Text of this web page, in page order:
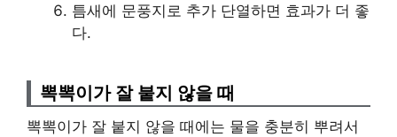
틈새에 문풍지로 추가 단열하면 효과가 더 좋
다.
뽁뽁이가 잘 붙지 않을 때
뽁뽁이가 잘 붙지 않을 때에는 물을 충분히 뿌려서